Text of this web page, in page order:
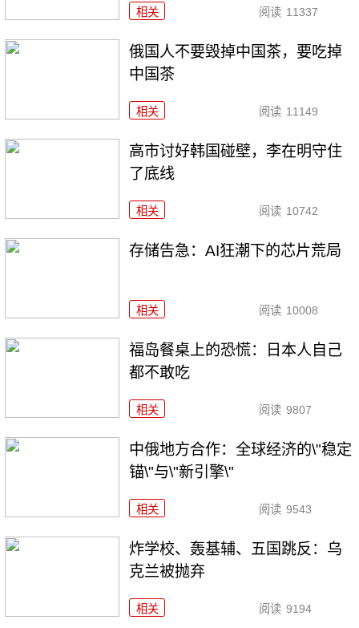
相关 阅读 11337
俄国人不要毁掉中国茶，要吃掉
中国茶
相关 阅读 11149
高市讨好韩国碰壁，李在明守住
了底线
相关 阅读 10742
存储告急：AI狂潮下的芯片荒局
相关 阅读 10008
福岛餐桌上的恐慌：日本人自己
都不敢吃
相关 阅读 9807
中俄地方合作：全球经济的\"稳定
锚\"与\"新引擎\"
相关 阅读 9543
炸学校、轰基辅、五国跳反：乌
克兰被抛弃
相关 阅读 9194